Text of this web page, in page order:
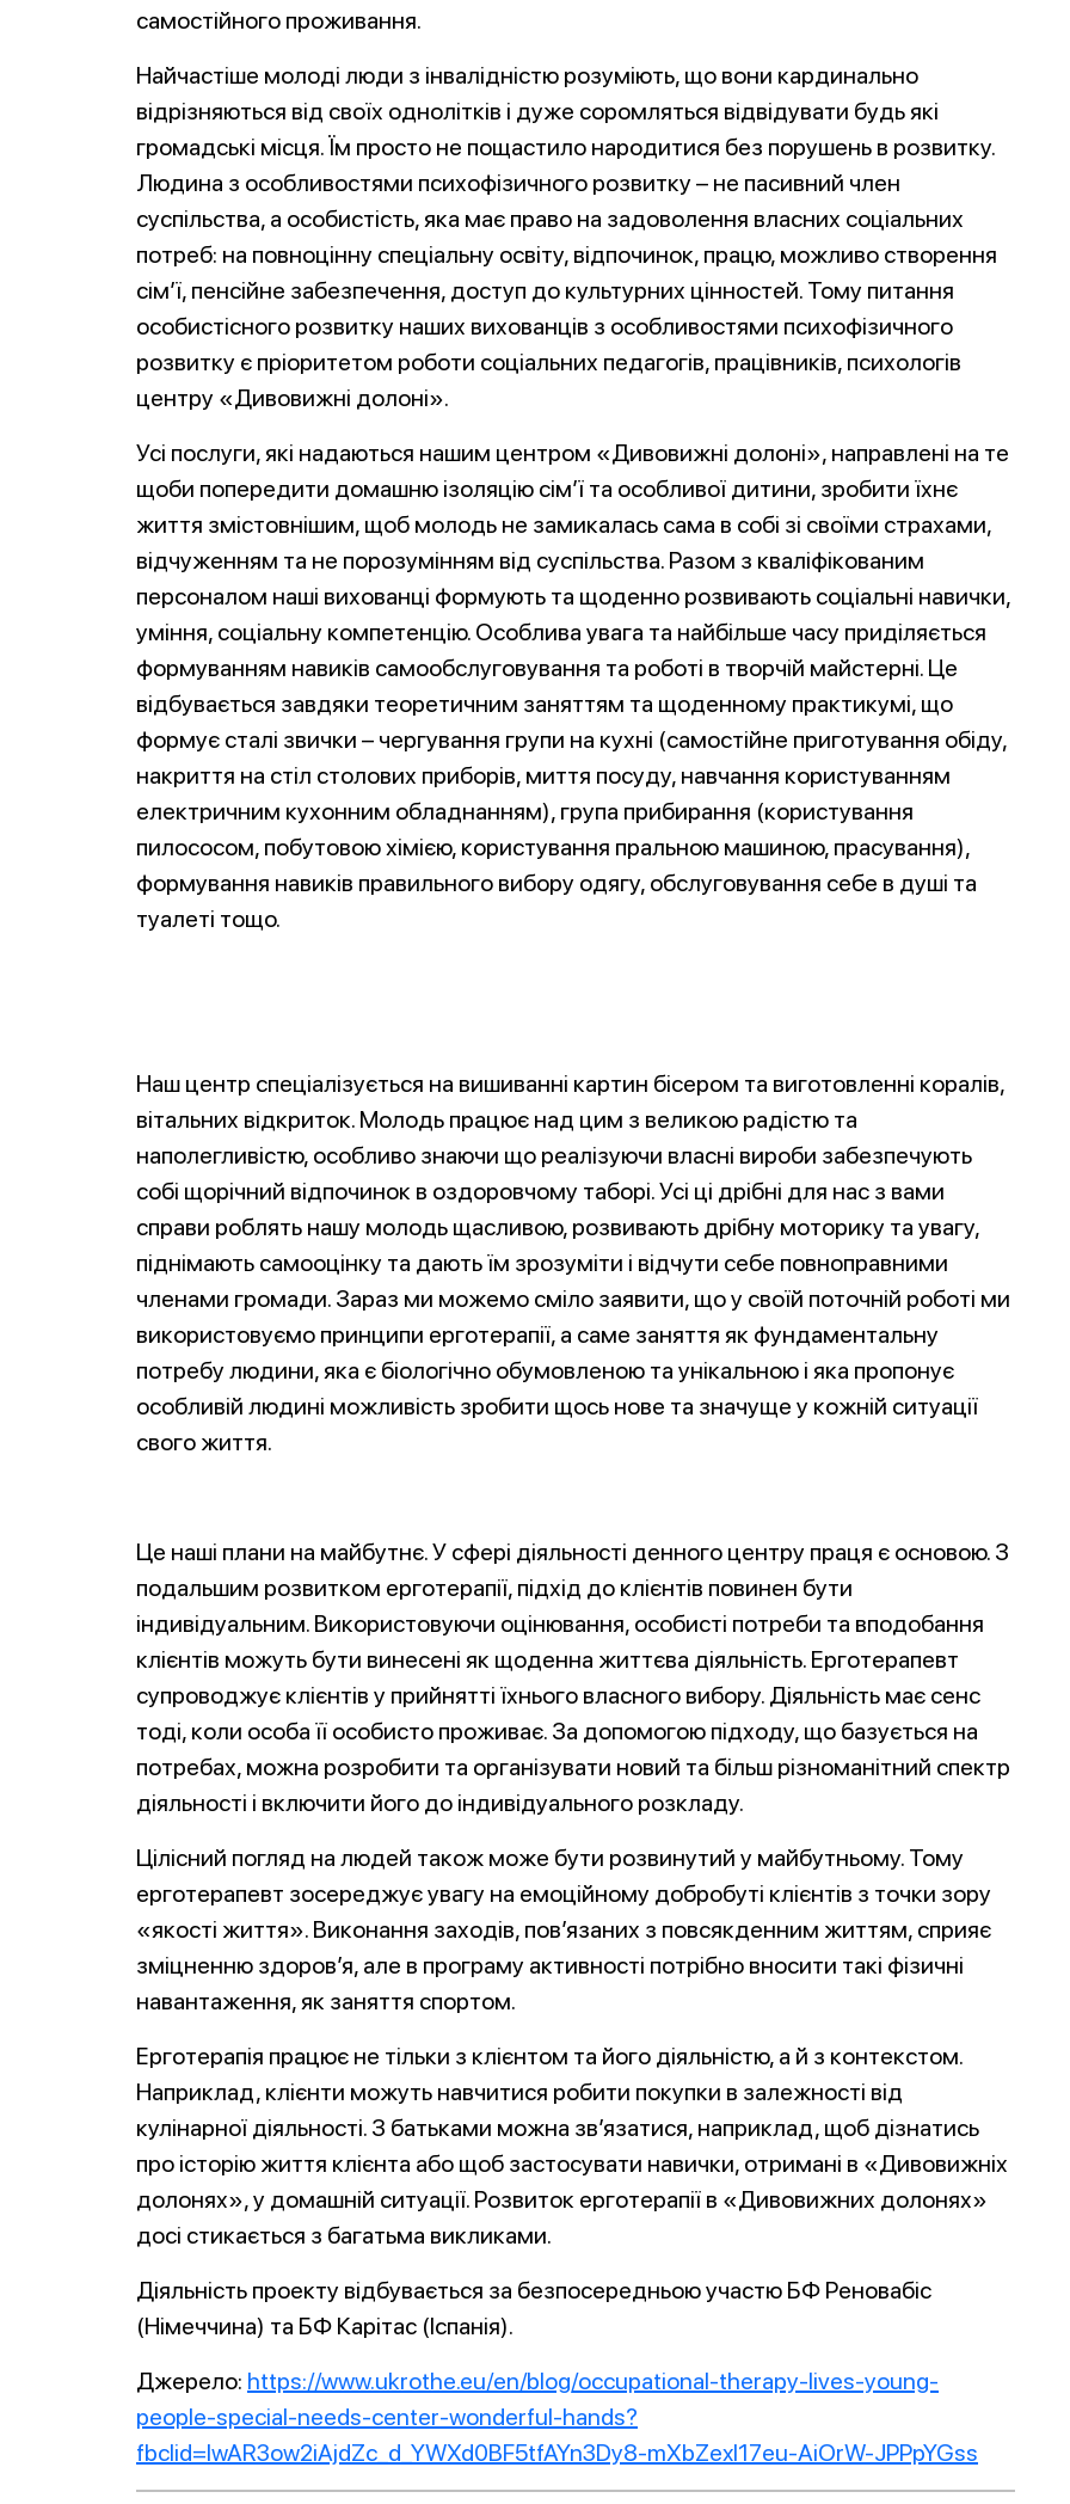
самостійного проживання.
Найчастіше молоді люди з інвалідністю розуміють, що вони кардинально
відрізняються від своїх однолітків і дуже соромляться відвідувати будь які
громадські місця. Їм просто не пощастило народитися без порушень в розвитку.
Людина з особливостями психофізичного розвитку – не пасивний член
суспільства, а особистість, яка має право на задоволення власних соціальних
потреб: на повноцінну спеціальну освіту, відпочинок, працю, можливо створення
сім’ї, пенсійне забезпечення, доступ до культурних цінностей. Тому питання
особистісного розвитку наших вихованців з особливостями психофізичного
розвитку є пріоритетом роботи соціальних педагогів, працівників, психологів
центру «Дивовижні долоні».
Усі послуги, які надаються нашим центром «Дивовижні долоні», направлені на те
щоби попередити домашню ізоляцію сім’ї та особливої дитини, зробити їхнє
життя змістовнішим, щоб молодь не замикалась сама в собі зі своїми страхами,
відчуженням та не порозумінням від суспільства. Разом з кваліфікованим
персоналом наші вихованці формують та щоденно розвивають соціальні навички,
уміння, соціальну компетенцію. Особлива увага та найбільше часу приділяється
формуванням навиків самообслуговування та роботі в творчій майстерні. Це
відбувається завдяки теоретичним заняттям та щоденному практикумі, що
формує сталі звички – чергування групи на кухні (самостійне приготування обіду,
накриття на стіл столових приборів, миття посуду, навчання користуванням
електричним кухонним обладнанням), група прибирання (користування
пилососом, побутовою хімією, користування пральною машиною, прасування),
формування навиків правильного вибору одягу, обслуговування себе в душі та
туалеті тощо.
Наш центр спеціалізується на вишиванні картин бісером та виготовленні коралів,
вітальних відкриток. Молодь працює над цим з великою радістю та
наполегливістю, особливо знаючи що реалізуючи власні вироби забезпечують
собі щорічний відпочинок в оздоровчому таборі. Усі ці дрібні для нас з вами
справи роблять нашу молодь щасливою, розвивають дрібну моторику та увагу,
піднімають самооцінку та дають їм зрозуміти і відчути себе повноправними
членами громади. Зараз ми можемо сміло заявити, що у своїй поточній роботі ми
використовуємо принципи ерготерапії, а саме заняття як фундаментальну
потребу людини, яка є біологічно обумовленою та унікальною і яка пропонує
особливій людині можливість зробити щось нове та значуще у кожній ситуації
свого життя.
Це наші плани на майбутнє. У сфері діяльності денного центру праця є основою. З
подальшим розвитком ерготерапії, підхід до клієнтів повинен бути
індивідуальним. Використовуючи оцінювання, особисті потреби та вподобання
клієнтів можуть бути винесені як щоденна життєва діяльність. Ерготерапевт
супроводжує клієнтів у прийнятті їхнього власного вибору. Діяльність має сенс
тоді, коли особа її особисто проживає. За допомогою підходу, що базується на
потребах, можна розробити та організувати новий та більш різноманітний спектр
діяльності і включити його до індивідуального розкладу.
Цілісний погляд на людей також може бути розвинутий у майбутньому. Тому
ерготерапевт зосереджує увагу на емоційному добробуті клієнтів з точки зору
«якості життя». Виконання заходів, пов’язаних з повсякденним життям, сприяє
зміцненню здоров’я, але в програму активності потрібно вносити такі фізичні
навантаження, як заняття спортом.
Ерготерапія працює не тільки з клієнтом та його діяльністю, а й з контекстом.
Наприклад, клієнти можуть навчитися робити покупки в залежності від
кулінарної діяльності. З батьками можна зв’язатися, наприклад, щоб дізнатись
про історію життя клієнта або щоб застосувати навички, отримані в «Дивовижніх
долонях», у домашній ситуації. Розвиток ерготерапії в «Дивовижних долонях»
досі стикається з багатьма викликами.
Діяльність проекту відбувається за безпосередньою участю БФ Реновабіс
(Німеччина) та БФ Карітас (Іспанія).
Джерело: https://www.ukrothe.eu/en/blog/occupational-therapy-lives-young-
people-special-needs-center-wonderful-hands?
fbclid=IwAR3ow2iAjdZc_d_YWXd0BF5tfAYn3Dy8-mXbZexl17eu-AiOrW-JPPpYGss